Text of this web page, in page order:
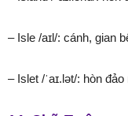
– Isle /aɪl/: cánh, gian
– Islet /ˈaɪ.lət/: hòn đảo